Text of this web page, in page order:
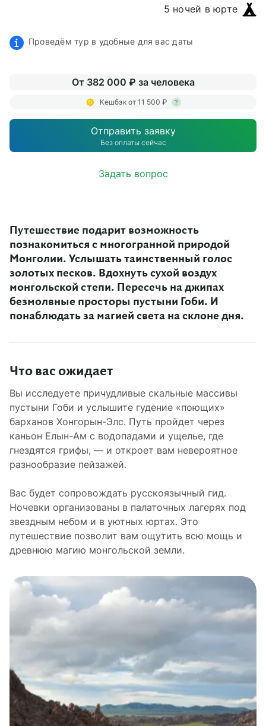
Путешествие подарит возможность
познакомиться с многогранной природой
Монголии. Услышать таинственный голос
золотых песков. Вдохнуть сухой воздух
монгольской степи. Пересечь на джипах
безмолвные просторы пустыни Гоби. И
понаблюдать за магией света на склоне дня.
Что вас ожидает
Вы исследуете причудливые скальные массивы
пустыни Гоби и услышите гудение «поющих»
барханов Хонгорын-Элс. Путь пройдет через
каньон Елын-Ам с водопадами и ущелье, где
гнездятся грифы, — и откроет вам невероятное
разнообразие пейзажей.
Вас будет сопровождать русскоязычный гид.
Ночевки организованы в палаточных лагерях под
звездным небом и в уютных юртах. Это
путешествие позволит вам ощутить всю мощь и
древнюю магию монгольской земли.
5 ночей в юрте
Проведём тур в удобные для вас даты
От 382 000 ₽ за человека
Кешбэк от 11 500 ₽ ?
Отправить заявку
Без оплаты сейчас
Задать вопрос